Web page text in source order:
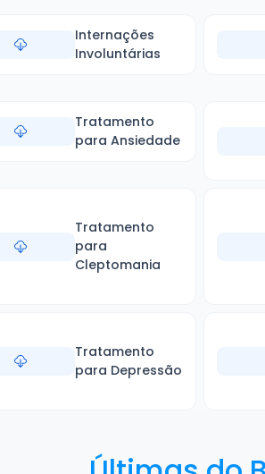
Internações
Involuntárias
Tratamento
para Ansiedade
Tratamento
para
Cleptomania
Tratamento
para Depressão